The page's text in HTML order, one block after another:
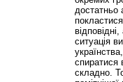
достатньо
ситуація
спиратися
складно.